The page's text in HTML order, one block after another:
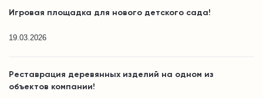
Игровая площадка для нового детского сада!
19.03.2026
Реставрация деревянных изделий на одном из
объектов компании!